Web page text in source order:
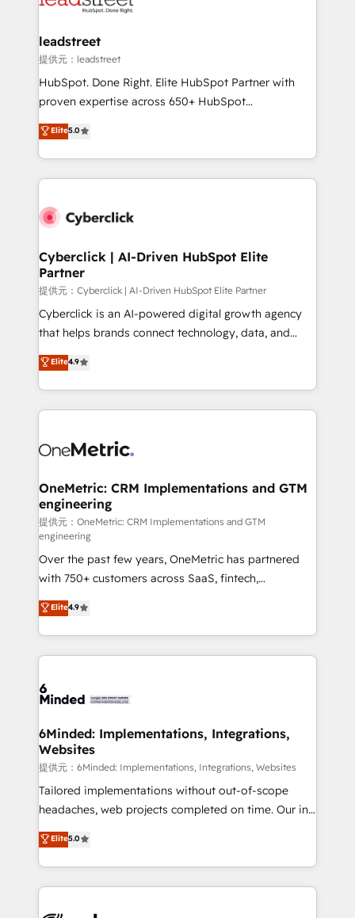
and technology for predictable, scalable revenue
growth. Our expertise spans RevOps, CRM and data
architecture, AI enablement, and strategic marketing,
delivered through our proprietary FLAIR framework
Partner and ISO 27001:2022 certified consultancy,
we blend strategy, creativity, and technology to help
leadstreet
提供元：leadstreet
HubSpot. Done Right. Elite HubSpot Partner with
proven expertise across 650+ HubSpot
implementations. With 12+ years of HubSpot
experience, we help you use the HubSpot platform
to its fullest capacity, improve your current HubSpot
website, or build your new one.
Elite5.0
Cyberclick | AI-Driven HubSpot Elite
Partner
提供元：Cyberclick | AI-Driven HubSpot Elite Partner
Cyberclick is an AI-powered digital growth agency
that helps brands connect technology, data, and
creativity to achieve measurable results. Founded in
Barcelona and operating across Spain, LATAM, and
the UK, we support global companies in building
smarter marketing, sales, and customer success
Iberia (Spain & Portugal), we combine human insight
growth. Our multidisciplinary team designs solutions
that simplify complexity, boost performance, and
turn innovation into real impact. 🌍 Highlights •
HubSpot Partner since 2012 • 2022 EMEA Impact
Award: Best Integration • 150+ successful HubSpot
projects • Clients in 30+ industries • Proprietary
technology for integrations • Multilingual team:
English, Spanish, Portuguese & Italian 👉 Grow
smarter with AI and HubSpot.
Elite4.9
OneMetric: CRM Implementations and GTM
engineering
提供元：OneMetric: CRM Implementations and GTM
engineering
Over the past few years, OneMetric has partnered
with 750+ customers across SaaS, fintech,
healthcare, real estate, and other industries. With
150+ HubSpot-certified experts, we deliver scalable
solutions to complex GTM and RevOps challenges.
Our Expertise 🔹 Onboarding & Implementation:
tailored to your GTM motion. 🔹 Migrations:
from other CRMs to HubSpot without data loss or
downtime. 🔹 RevOps Strategy: Align teams,
processes, and data to drive revenue efficiency. 🔹
Integrations: Connect HubSpot with your tech stack
for better adoption. 🔹 Custom Solutions: Build
SOC 2 Type II and ISO 27001 certified, reinforcing
our commitment to data security and compliance. At
Elite4.9
6Minded: Implementations, Integrations,
Websites
提供元：6Minded: Implementations, Integrations, Websites
Tailored implementations without out-of-scope
headaches, web projects completed on time. Our in-
house team of certified CRM architects, experts,
developers, designers, and marketers handles all
aspects of your HubSpot. ✨ 400+ global clients ✨
100+ seamless migrations from 15+ different CRMs
Elite5.0